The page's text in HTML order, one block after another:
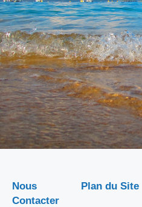
Nous
Contacter
Plan du Site